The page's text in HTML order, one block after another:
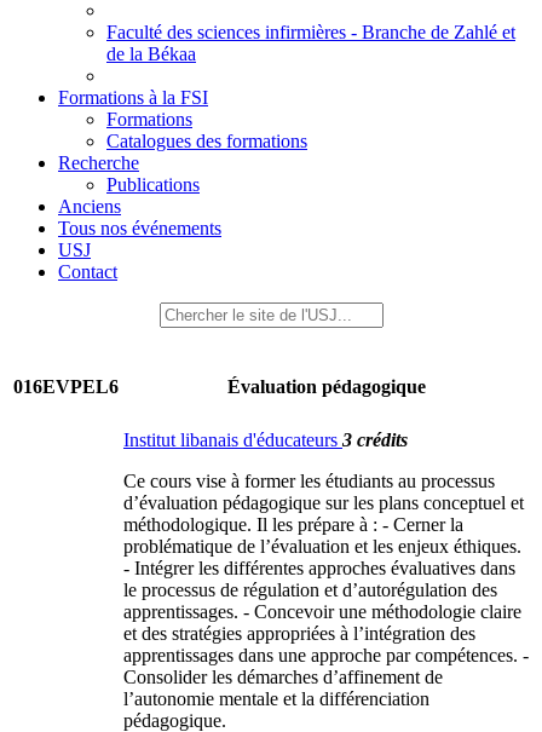
Faculté des sciences infirmières - Branche de Zahlé et
de la Békaa
Formations à la FSI
Formations
Catalogues des formations
Recherche
Publications
Anciens
Tous nos événements
USJ
Contact
016EVPEL6 Évaluation pédagogique
Institut libanais d'éducateurs 3 crédits
Ce cours vise à former les étudiants au processus
d’évaluation pédagogique sur les plans conceptuel et
méthodologique. Il les prépare à : - Cerner la
problématique de l’évaluation et les enjeux éthiques.
- Intégrer les différentes approches évaluatives dans
le processus de régulation et d’autorégulation des
apprentissages. - Concevoir une méthodologie claire
et des stratégies appropriées à l’intégration des
apprentissages dans une approche par compétences. -
Consolider les démarches d’affinement de
l’autonomie mentale et la différenciation
pédagogique.